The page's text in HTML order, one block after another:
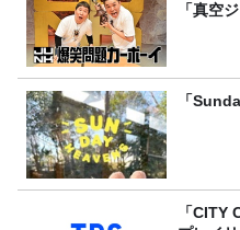
「真空
「
「CITY